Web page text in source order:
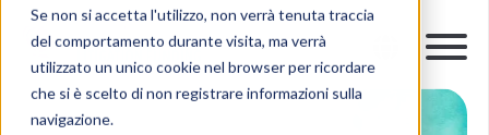
Se non si accetta l'utilizzo, non verrà tenuta traccia
del comportamento durante visita, ma verrà
utilizzato un unico cookie nel browser per ricordare
che si è scelto di non registrare informazioni sulla
navigazione.